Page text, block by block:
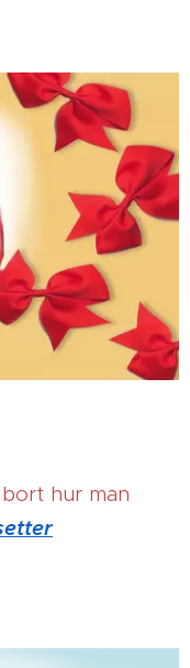
hur man